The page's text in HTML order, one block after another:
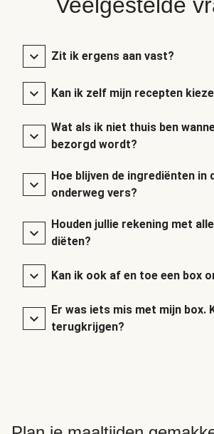
Zit ik ergens aan vast?
Kan ik zelf mijn recepten
Wat als ik niet thuis ben
bezorgd wordt?
Hoe blijven de ingrediënten in
onderweg vers?
Houden jullie rekening met
diëten?
Kan ik ook af en toe een box
Er was iets mis met mijn box.
terugkrijgen?